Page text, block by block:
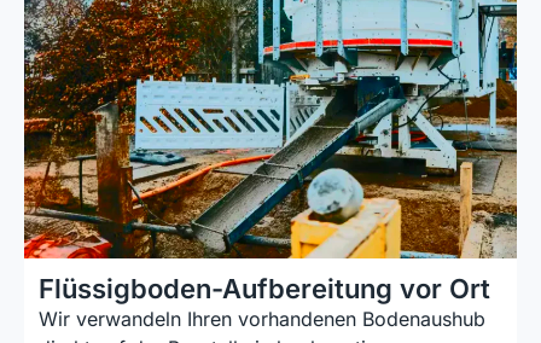
Flüssigboden-Aufbereitung vor Ort
Wir verwandeln Ihren vor­han­denen Bodenaushub